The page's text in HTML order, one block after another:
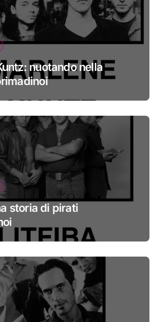
nuotando nella
storia di pirati